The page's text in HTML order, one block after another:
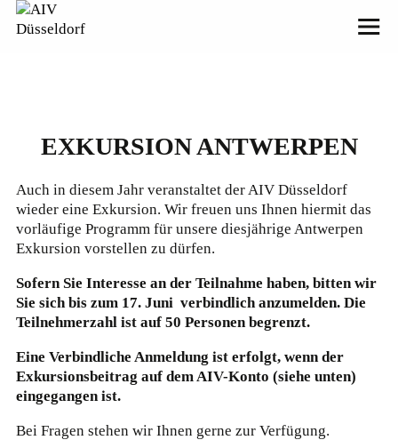
EXKURSION ANTWERPEN
Auch in diesem Jahr veranstaltet der AIV Düsseldorf
wieder eine Exkursion. Wir freuen uns Ihnen hiermit das
vorläufige Programm für unsere diesjährige Antwerpen
Exkursion vorstellen zu dürfen.
Sofern Sie Interesse an der Teilnahme haben, bitten wir
Sie sich bis zum 17. Juni verbindlich anzumelden. Die
Teilnehmerzahl ist auf 50 Personen begrenzt.
Eine Verbindliche Anmeldung ist erfolgt, wenn der
Exkursionsbeitrag auf dem AIV-Konto (siehe unten)
eingegangen ist.
Bei Fragen stehen wir Ihnen gerne zur Verfügung.